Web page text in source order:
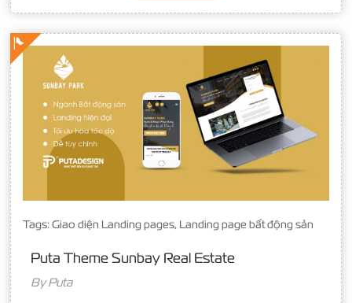
Tags: Giao diện Landing pages, Landing page bất động sản
Puta Theme Sunbay Real Estate
ByPuta